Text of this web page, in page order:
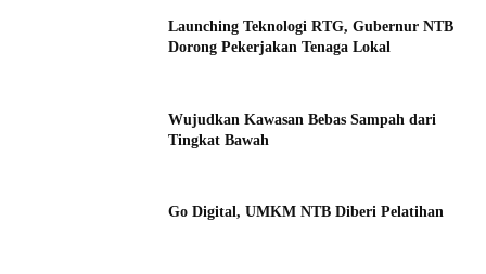
Launching Teknologi RTG, Gubernur NTB
Dorong Pekerjakan Tenaga Lokal
Wujudkan Kawasan Bebas Sampah dari
Tingkat Bawah
Go Digital, UMKM NTB Diberi Pelatihan